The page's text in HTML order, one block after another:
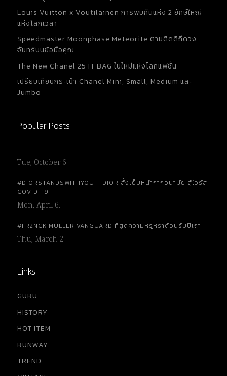
Louis Vuitton x Voutilainen การพบกันแห่ง 2 ยักษ์ใหญ่
แห่งโลกเวลา
Speedmaster Moonphase Meteorite ตามติดดิถีดวง
จันทร์บนข้อมือคุณ
The New Chanel 25 IT BAG ใบใหม่แห่งโลกแฟชั่น
เปรียบเทียบกระเป๋า Chanel Mini, Small, Medium และ
Jumbo
Popular Posts
…
Tue, October 6.
#DIORSTANDSWITHYOU – DIOR สั่งเย็บหน้ากากอนามัย สู้ไวรัส
COVID-19
Mon, April 6.
#FR2NCK MULLER VANGUARD ที่สุดความหรูหราต้อนรับปีเถาะ
Thu, March 2.
Links
GURU
HISTORY
HOT ITEM
RUNWAY
TREND